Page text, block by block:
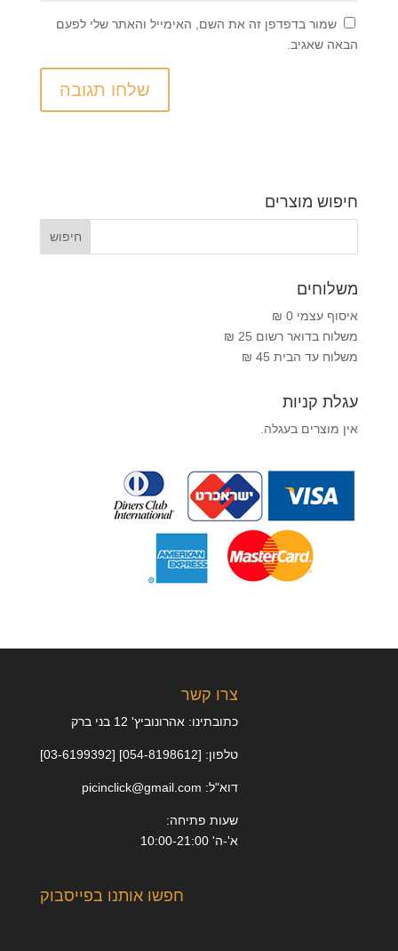
שמור בדפדפן זה את השם, האימייל והאתר שלי לפעם
הבאה שאגיב.
חיפוש מוצרים
משלוחים
איסוף עצמי 0 ₪
משלוח בדואר רשום 25 ₪
משלוח עד הבית 45 ₪
עגלת קניות
אין מוצרים בעגלה.
צרו קשר
כתובתינו: אהרונוביץ' 12 בני ברק
טלפון: [054-8198612] [03-6199392]
דוא"ל: picinclick@gmail.com
שעות פתיחה:
א'-ה' 10:00-21:00
חפשו אותנו בפייסבוק